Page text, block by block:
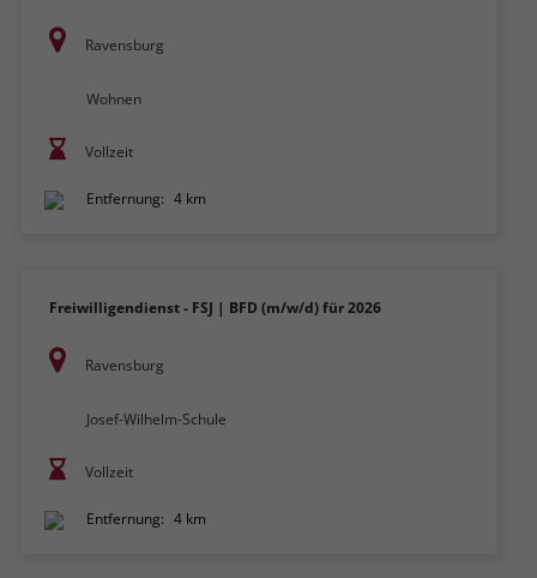
Ravensburg
Wohnen
Vollzeit
Entfernung: 4 km
Freiwilligendienst - FSJ | BFD (m/w/d) für 2026
Ravensburg
Josef-Wilhelm-Schule
Vollzeit
Entfernung: 4 km